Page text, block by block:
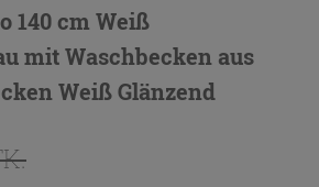
140 cm Weiß
mit Waschbecken aus
Weiß Glänzend